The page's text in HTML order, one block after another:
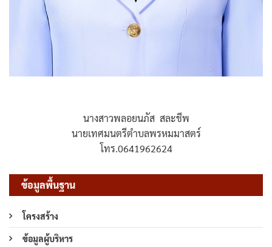
นางสาวพลอยนภัส สละชีพ
นายเทศมนตรีตำบลพรหมมาสตร์
โทร.0641962624
ข้อมูลพื้นฐาน
โครงสร้าง
ข้อมูลผู้บริหาร